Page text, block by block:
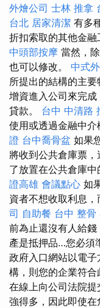
外燴公司 士林 推拿
台北 居家清潔 有多
折扣索取的其他金融
中頭部按摩 當然，
也可以修改。 中式
所提出的結構的主
增資進入公司來完
貸款。 台中 中清路
使用或透過金融中介
證 台中喬骨盆 如果
將收到公共倉庫票
了放置在公共倉庫中
證高雄 會議點心 如
資者不想收取利息
司 自助餐 台中 整骨
前為止還沒有人給錢
產是抵押品…您必須
政府入口網站以電
構，則您的企業符合
在線上向公司法院提
強得多，因此即使